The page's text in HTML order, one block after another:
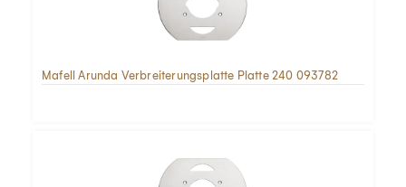
Mafell Arunda Verbreiterungsplatte Platte 240 093782